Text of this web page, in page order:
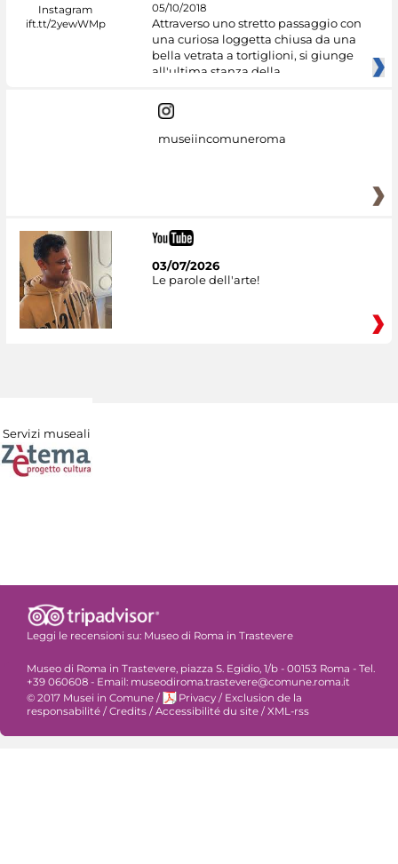
05/10/2018
Attraverso uno stretto passaggio con
una curiosa loggetta chiusa da una
bella vetrata a tortiglioni, si giunge
all'ultima stanza della
museiincomuneroma
03/07/2026
Le parole dell'arte!
Servizi museali
Leggi le recensioni su: Museo di Roma in Trastevere
Museo di Roma in Trastevere, piazza S. Egidio, 1/b - 00153 Roma - Tel.
+39 060608 - Email: museodiroma.trastevere@comune.roma.it
© 2017 Musei in Comune / Privacy / Exclusion de la
responsabilité / Credits / Accessibilité du site / XML-rss